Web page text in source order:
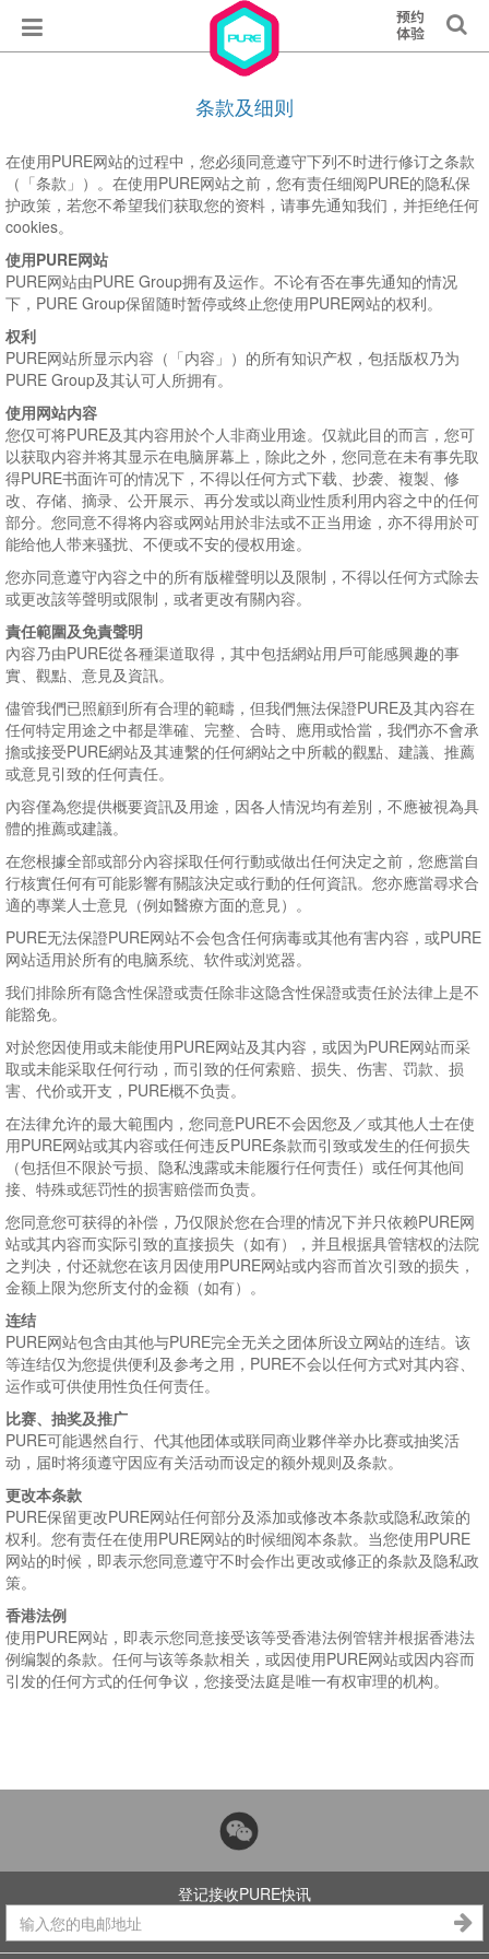
条款及细则
在使用PURE网站的过程中，您必须同意遵守下列不时进行修订之条款
（「条款」）。在使用PURE网站之前，您有责任细阅PURE的隐私保
护政策，若您不希望我们获取您的资料，请事先通知我们，并拒绝任何
cookies。
使用PURE网站
PURE网站由PURE Group拥有及运作。不论有否在事先通知的情况
下，PURE Group保留随时暂停或终止您使用PURE网站的权利。
权利
PURE网站所显示内容（「内容」）的所有知识产权，包括版权乃为
PURE Group及其认可人所拥有。
使用网站内容
您仅可将PURE及其内容用於个人非商业用途。仅就此目的而言，您可
以获取内容并将其显示在电脑屏幕上，除此之外，您同意在未有事先取
得PURE书面许可的情况下，不得以任何方式下载、抄袭、複製、修
改、存储、摘录、公开展示、再分发或以商业性质利用内容之中的任何
部分。您同意不得将内容或网站用於非法或不正当用途，亦不得用於可
能给他人带来骚扰、不便或不安的侵权用途。
您亦同意遵守內容之中的所有版權聲明以及限制，不得以任何方式除去
或更改該等聲明或限制，或者更改有關內容。
責任範圍及免責聲明
內容乃由PURE從各種渠道取得，其中包括網站用戶可能感興趣的事
實、觀點、意見及資訊。
儘管我們已照顧到所有合理的範疇，但我們無法保證PURE及其內容在
任何特定用途之中都是準確、完整、合時、應用或恰當，我們亦不會承
擔或接受PURE網站及其連繫的任何網站之中所載的觀點、建議、推薦
或意見引致的任何責任。
內容僅為您提供概要資訊及用途，因各人情況均有差別，不應被視為具
體的推薦或建議。
在您根據全部或部分內容採取任何行動或做出任何決定之前，您應當自
行核實任何有可能影響有關該決定或行動的任何資訊。您亦應當尋求合
適的專業人士意見（例如醫療方面的意見）。
PURE无法保證PURE网站不会包含任何病毒或其他有害内容，或PURE
网站适用於所有的电脑系统、软件或浏览器。
我们排除所有隐含性保證或责任除非这隐含性保證或责任於法律上是不
能豁免。
对於您因使用或未能使用PURE网站及其内容，或因为PURE网站而采
取或未能采取任何行动，而引致的任何索赔、损失、伤害、罚款、损
害、代价或开支，PURE概不负责。
在法律允许的最大範围内，您同意PURE不会因您及／或其他人士在使
用PURE网站或其内容或任何违反PURE条款而引致或发生的任何损失
（包括但不限於亏损、隐私洩露或未能履行任何责任）或任何其他间
接、特殊或惩罚性的损害赔偿而负责。
您同意您可获得的补偿，乃仅限於您在合理的情况下并只依赖PURE网
站或其内容而实际引致的直接损失（如有），并且根据具管辖权的法院
之判决，付还就您在该月因使用PURE网站或内容而首次引致的损失，
金额上限为您所支付的金额（如有）。
连结
PURE网站包含由其他与PURE完全无关之团体所设立网站的连结。该
等连结仅为您提供便利及参考之用，PURE不会以任何方式对其内容、
运作或可供使用性负任何责任。
比赛、抽奖及推广
PURE可能遇然自行、代其他团体或联同商业夥伴举办比赛或抽奖活
动，届时将须遵守因应有关活动而设定的额外规则及条款。
更改本条款
PURE保留更改PURE网站任何部分及添加或修改本条款或隐私政策的
权利。您有责任在使用PURE网站的时候细阅本条款。当您使用PURE
网站的时候，即表示您同意遵守不时会作出更改或修正的条款及隐私政
策。
香港法例
使用PURE网站，即表示您同意接受该等受香港法例管辖并根据香港法
例编製的条款。任何与该等条款相关，或因使用PURE网站或因内容而
引发的任何方式的任何争议，您接受法庭是唯一有权审理的机构。
登记接收PURE快讯